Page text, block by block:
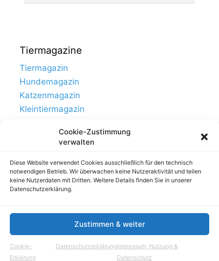
Cookie-Zustimmung
verwalten
Diese Website verwendet Cookies ausschließlich für den technisch
notwendigen Betrieb. Wir überwachen keine Nutzeraktivität und teilen
keine Nutzerdaten mit Dritten. Weitere Details finden Sie in unserer
Datenschutzerklärung.
Zustimmen & weiter
Cookie-
Erklärung
DatenschutzerklärungImpressum, Nutzung &
Datenschutz
Tiermagazine
Tiermagazin
Hundemagazin
Katzenmagazin
Kleintiermagazin
© Tierhausen.de // ein Projekt von